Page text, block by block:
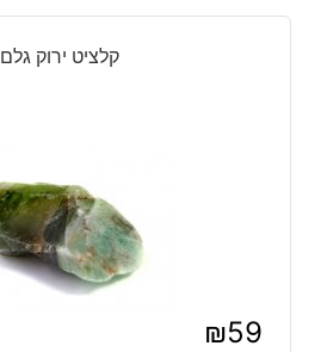
קלציט ירוק גלם
₪59